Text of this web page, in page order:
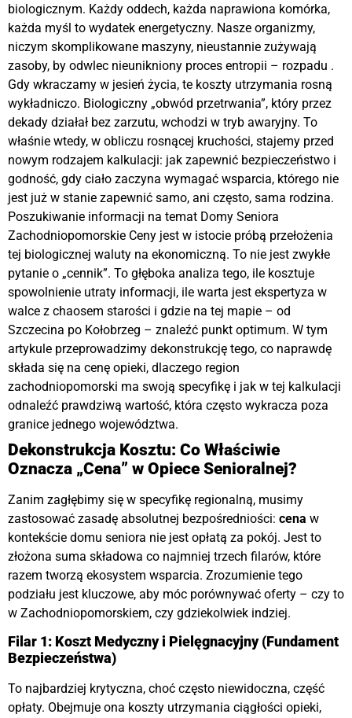
biologicznym. Każdy oddech, każda naprawiona komórka,
każda myśl to wydatek energetyczny. Nasze organizmy,
niczym skomplikowane maszyny, nieustannie zużywają
zasoby, by odwlec nieunikniony proces entropii – rozpadu .
Gdy wkraczamy w jesień życia, te koszty utrzymania rosną
wykładniczo. Biologiczny „obwód przetrwania”, który przez
dekady działał bez zarzutu, wchodzi w tryb awaryjny. To
właśnie wtedy, w obliczu rosnącej kruchości, stajemy przed
nowym rodzajem kalkulacji: jak zapewnić bezpieczeństwo i
godność, gdy ciało zaczyna wymagać wsparcia, którego nie
jest już w stanie zapewnić samo, ani często, sama rodzina.
Poszukiwanie informacji na temat Domy Seniora
Zachodniopomorskie Ceny jest w istocie próbą przełożenia
tej biologicznej waluty na ekonomiczną. To nie jest zwykłe
pytanie o „cennik”. To głęboka analiza tego, ile kosztuje
spowolnienie utraty informacji, ile warta jest ekspertyza w
walce z chaosem starości i gdzie na tej mapie – od
Szczecina po Kołobrzeg – znaleźć punkt optimum. W tym
artykule przeprowadzimy dekonstrukcję tego, co naprawdę
składa się na cenę opieki, dlaczego region
zachodniopomorski ma swoją specyfikę i jak w tej kalkulacji
odnaleźć prawdziwą wartość, która często wykracza poza
granice jednego województwa.
Dekonstrukcja Kosztu: Co Właściwie
Oznacza „Cena” w Opiece Senioralnej?
Zanim zagłębimy się w specyfikę regionalną, musimy
zastosować zasadę absolutnej bezpośredniości: cena w
kontekście domu seniora nie jest opłatą za pokój. Jest to
złożona suma składowa co najmniej trzech filarów, które
razem tworzą ekosystem wsparcia. Zrozumienie tego
podziału jest kluczowe, aby móc porównywać oferty – czy to
w Zachodniopomorskiem, czy gdziekolwiek indziej.
Filar 1: Koszt Medyczny i Pielęgnacyjny (Fundament
Bezpieczeństwa)
To najbardziej krytyczna, choć często niewidoczna, część
opłaty. Obejmuje ona koszty utrzymania ciągłości opieki,